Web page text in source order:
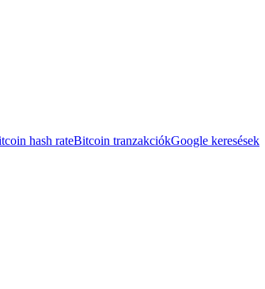
hash rateBitcoin tranzakciókGoogle keresések